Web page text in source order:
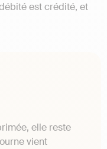
est crédité, et
elle reste
vient